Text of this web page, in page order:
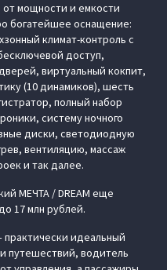
от мощности и емкости
богатейшее оснащение:
климат-контроль с
доступ,
виртуальный кокпит,
(10 динамиков), шесть
полный набор
систему ночного
диски, светодиодную
вентиляцию, массаж
и так далее.
МЕЧТА / DREAM еще
17 млн рублей.
практически идеальный
путешествий, водитель